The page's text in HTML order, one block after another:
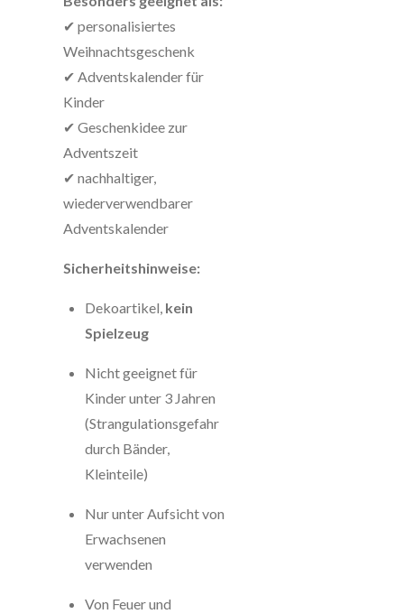
✔ personalisiertes
Weihnachtsgeschenk
✔ Adventskalender für
Kinder
✔ Geschenkidee zur
Adventszeit
✔ nachhaltiger,
wiederverwendbarer
Adventskalender
Sicherheitshinweise:
Dekoartikel, kein
Spielzeug
Nicht geeignet für
Kinder unter 3 Jahren
(Strangulationsgefahr
durch Bänder,
Kleinteile)
Nur unter Aufsicht von
Erwachsenen
verwenden
Von Feuer und